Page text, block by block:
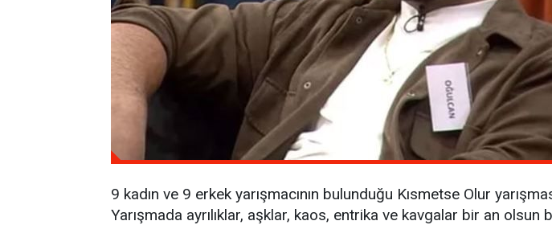
9 kadın ve 9 erkek yarışmacının bulunduğu Kısmetse Olur
Yarışmada ayrılıklar, aşklar, kaos, entrika ve kavgalar bir an